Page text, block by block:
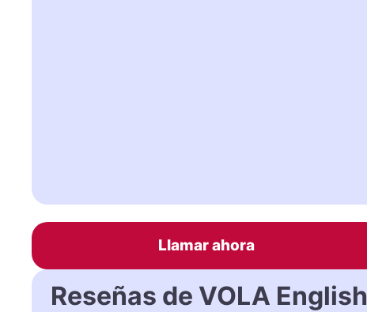
Llamar ahora
Reseñas de VOLA English